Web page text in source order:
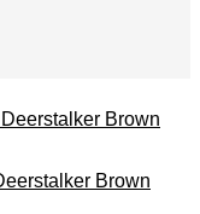
Brown